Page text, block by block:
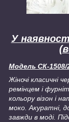
У
Модель СК-1508/
Жіночі класичні
ремінцем і
кольору візон і
моко. Акуратні,
завжди в моді.